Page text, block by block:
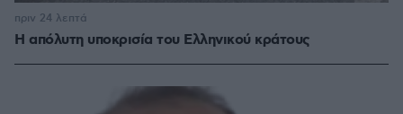
Η απόλυτη υποκρισία του Ελληνικού κράτους
πριν 24 λεπτά